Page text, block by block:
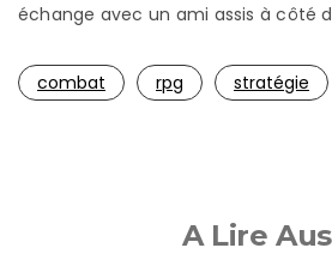
échange avec un ami assis à côté
combat rpg stratégie
A Lire